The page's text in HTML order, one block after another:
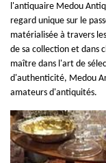
l'antiquaire Medou
regard unique sur le
matérialisée à travers
de sa collection et dans
maître dans l'art de
d'authenticité, Medou
amateurs d'antiquités.